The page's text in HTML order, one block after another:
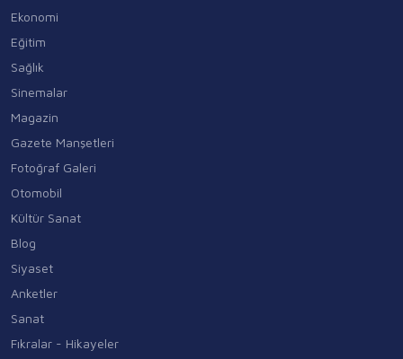
Ekonomi
Eğitim
Sağlık
Sinemalar
Magazin
Gazete Manşetleri
Fotoğraf Galeri
Otomobil
Kültür Sanat
Blog
Siyaset
Anketler
Sanat
Fıkralar - Hikayeler